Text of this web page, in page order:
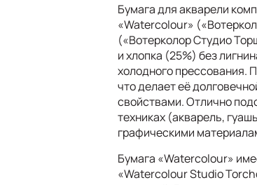
Бумага для акварели
«Watercolour»
(«Вотерколор Студио
и хлопка (25%) без
холодного прессования.
что делает её
свойствами. Отлично
техниках (акварель,
графическими
Бумага «Watercolour»
«Watercolour Studio